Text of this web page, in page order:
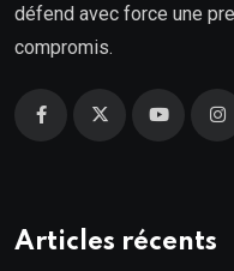
défend avec force une
compromis.
Articles récents